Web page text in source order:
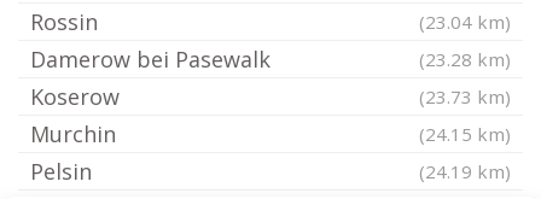
Rossin (23.04 km)
Damerow bei Pasewalk (23.28 km)
Koserow (23.73 km)
Murchin (24.15 km)
Pelsin (24.19 km)